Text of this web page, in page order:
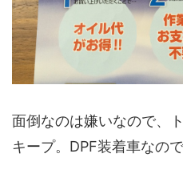
面倒なのは嫌いなので、
キープ。DPF装着車なので